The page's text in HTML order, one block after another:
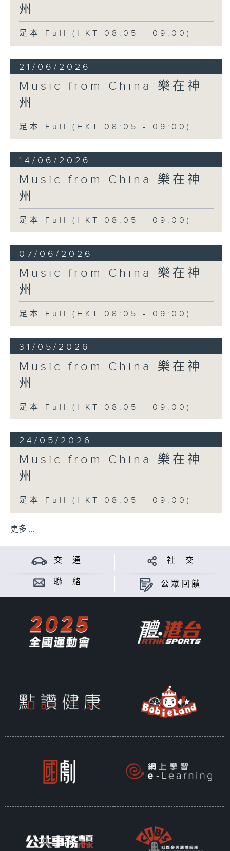
州
足本 Full (HKT 08:05 - 09:00)
21/06/2026
Music from China 樂在神
州
足本 Full (HKT 08:05 - 09:00)
14/06/2026
Music from China 樂在神
州
足本 Full (HKT 08:05 - 09:00)
07/06/2026
Music from China 樂在神
州
足本 Full (HKT 08:05 - 09:00)
31/05/2026
Music from China 樂在神
州
足本 Full (HKT 08:05 - 09:00)
24/05/2026
Music from China 樂在神
州
足本 Full (HKT 08:05 - 09:00)
更多 ...
交 通 社 交
聯 絡 公眾回饋